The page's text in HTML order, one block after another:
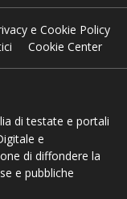
e Cookie Policy
Cookie Center
di testate e portali
e
di diffondere la
e pubbliche